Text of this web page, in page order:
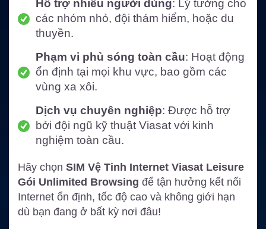
Hỗ trợ nhiều người dùng: Lý tưởng cho
các nhóm nhỏ, đội thám hiểm, hoặc du
thuyền.
Phạm vi phủ sóng toàn cầu: Hoạt động
ổn định tại mọi khu vực, bao gồm các
vùng xa xôi.
Dịch vụ chuyên nghiệp: Được hỗ trợ
bởi đội ngũ kỹ thuật Viasat với kinh
nghiệm toàn cầu.
Hãy chọn SIM Vệ Tinh Internet Viasat Leisure
Gói Unlimited Browsing để tận hưởng kết nối
Internet ổn định, tốc độ cao và không giới hạn
dù bạn đang ở bất kỳ nơi đâu!